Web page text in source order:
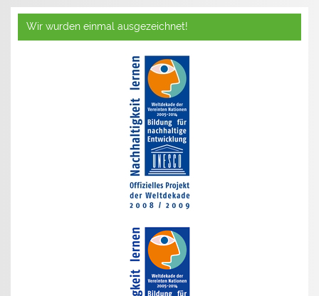
Wir wurden einmal ausgezeichnet!